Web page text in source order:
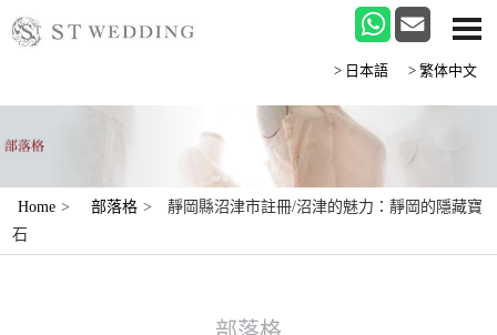
>日本語 >繁体中文
Home > 部落格 >
靜岡縣沼津市註冊/沼津的魅力：靜岡的隱藏寶
石